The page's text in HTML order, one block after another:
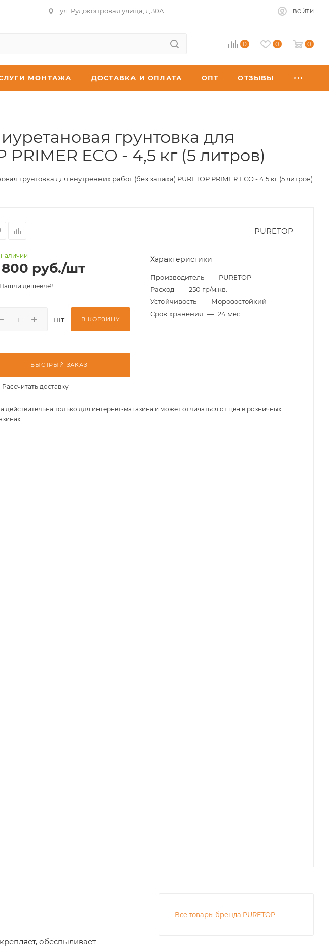
ул. Рудокопровая улица, д.30А ВОЙТИ
0 0 0
МОНТАЖА ДОСТАВКА И ОПЛАТА ОПТ ОТЗЫВЫ
грунтовка для
ECO - 4,5 кг (5 литров)
грунтовка для внутренних работ (без запаха) PURETOP PRIMER ECO - 4,5 кг (5 литров)
PURETOP
руб./шт
Нашли дешевле?
шт В КОРЗИНУ
БЫСТРЫЙ ЗАКАЗ
Рассчитать доставку
Характеристики
Производитель — PURETOP
Расход — 250 гр/м.кв.
Устойчивость — Морозостойкий
Срок хранения — 24 мес
действительна только для интернет-магазина и может отличаться от цен в розничных
обеспыливает
Все товары бренда PURETOP